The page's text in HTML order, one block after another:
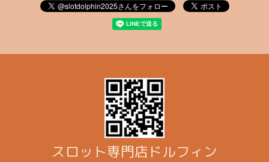
スロット専門店ドルフィン